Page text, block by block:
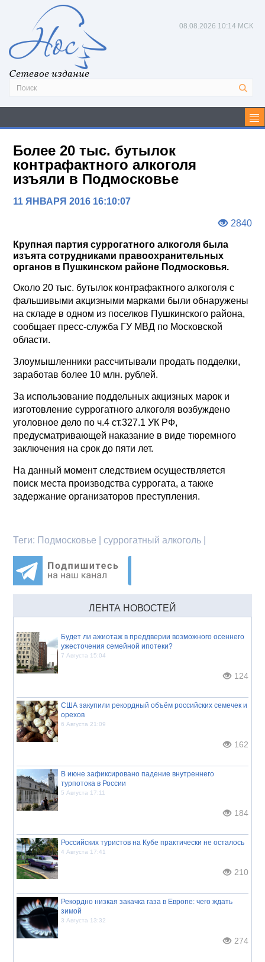
Сетевое издание
08.08.2026 10:14 МСК
Более 20 тыс. бутылок
контрафактного алкоголя
изъяли в Подмосковье
11 ЯНВАРЯ 2016 16:10:07
2840
Крупная партия суррогатного алкоголя была
изъята сотрудниками правоохранительных
органов в Пушкинском районе Подмосковья.
Около 20 тыс. бутылок контрафактного алкоголя с
фальшивыми акцизными марками были обнаружены
на складе в одном из поселков Пушкинского района,
сообщает пресс-служба ГУ МВД по Московской
области.
Злоумышленники рассчитывали продать подделки,
заработав более 10 млн. рублей.
За использование поддельных акцизных марок и
изготовление суррогатного алкоголя возбуждено
уголовное дело по ч.4 ст.327.1 УК РФ,
предусматривающей наказание в виде тюремного
заключения на срок до пяти лет.
На данный момент следствием осуществляется
поиск места производства суррогата, а также
задержание организаторов преступления.
Теги: Подмосковье | суррогатный алкоголь |
ЛЕНТА НОВОСТЕЙ
Будет ли ажиотаж в преддверии возможного осеннего
ужесточения семейной ипотеки?
7 Августа 15:04
124
США закупили рекордный объём российских семечек и
орехов
6 Августа 21:09
162
В июне зафиксировано падение внутреннего
турпотока в России
5 Августа 17:11
184
Российских туристов на Кубе практически не осталось
4 Августа 17:41
210
Рекордно низкая закачка газа в Европе: чего ждать
зимой
3 Августа 13:32
274